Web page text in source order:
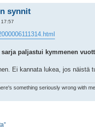
synnit
sarja paljastui kymmenen
Ei kannata lukea, jos näistä
something seriously wrong with